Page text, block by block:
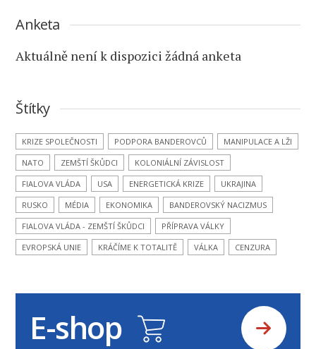
Anketa
Aktuálně není k dispozici žádná anketa
Štítky
KRIZE SPOLEČNOSTI PODPORA BANDEROVCŮ
MANIPULACE A LŽI
NATO
ZEMŠTÍ ŠKŮDCI
KOLONIÁLNÍ ZÁVISLOST
FIALOVA VLÁDA
USA ENERGETICKÁ KRIZE
UKRAJINA
RUSKO
MÉDIA EKONOMIKA
BANDEROVSKÝ NACIZMUS
FIALOVA VLÁDA - ZEMŠTÍ ŠKŮDCI
PŘÍPRAVA VÁLKY
EVROPSKÁ UNIE
KRÁČÍME K TOTALITĚ VÁLKA CENZURA
E-shop